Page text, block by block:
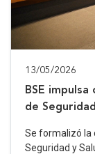
13/05/2026
BSE
de
Se formalizó la
Seguridad y